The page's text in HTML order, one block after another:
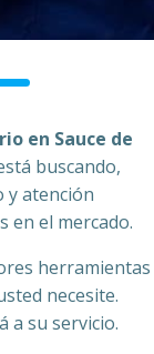
en Sauce de
buscando,
y atención
en el mercado.
herramientas
necesite.
a su servicio.